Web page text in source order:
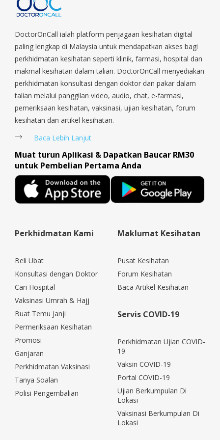
Orchard, Pasir Ris, Punggol, Potong Pasir, Paya Lebar,
Sengkang, Serangoon, Serangoon Rd, Seletar, Tampines, Toa
Payoh, Tanjong Pagar, Telok Blangah, Tanglin, Thomson, Tuas,
Tengah, Upper East Coast, Upper Bukit Timah, Upper Thomson,
Woodlands, West Coast, Yishun, Yio Chu Kang.
DoctorOnCall ialah platform penjagaan kesihatan digital
paling lengkap di Malaysia untuk mendapatkan akses bagi
perkhidmatan kesihatan seperti klinik, farmasi, hospital dan
makmal kesihatan dalam talian. DoctorOnCall menyediakan
perkhidmatan konsultasi dengan doktor dan pakar dalam
talian melalui panggilan video, audio, chat, e-farmasi,
pemeriksaan kesihatan, vaksinasi, ujian kesihatan, forum
kesihatan dan artikel kesihatan.
Baca Lebih Lanjut
Muat turun Aplikasi & Dapatkan Baucar RM30
untuk Pembelian Pertama Anda
Perkhidmatan Kami
Beli Ubat
Konsultasi dengan Doktor
Cari Hospital
Vaksinasi Umrah & Hajj
Buat Temu Janji
Permeriksaan Kesihatan
Promosi
Ganjaran
Perkhidmatan Vaksinasi
Tanya Soalan
Polisi Pengembalian
Maklumat Kesihatan
Pusat Kesihatan
Forum Kesihatan
Baca Artikel Kesihatan
Servis COVID-19
Perkhidmatan Ujian COVID-
19
Vaksin COVID-19
Portal COVID-19
Ujian Berkumpulan Di
Lokasi
Vaksinasi Berkumpulan Di
Lokasi